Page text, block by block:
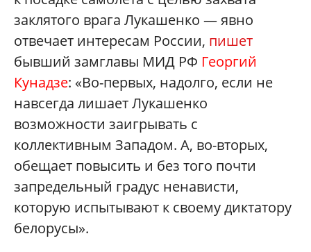
заклятого врага Лукашенко — явно
отвечает интересам России, пишет
бывший замглавы МИД РФ Георгий
Кунадзе: «Во-первых, надолго, если не
навсегда лишает Лукашенко
возможности заигрывать с
коллективным Западом. А, во-вторых,
обещает повысить и без того почти
запредельный градус ненависти,
которую испытывают к своему диктатору
белорусы».